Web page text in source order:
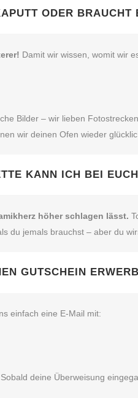
ODER
Damit wir wissen, womit wir
Bilder – wir lieben
wir deinen Ofen wieder
KANN ICH BEI
höher schlagen lässt.
du jemals brauchst – aber du
GUTSCHEIN
einfach eine E‑Mail mit:
deine Überweisung